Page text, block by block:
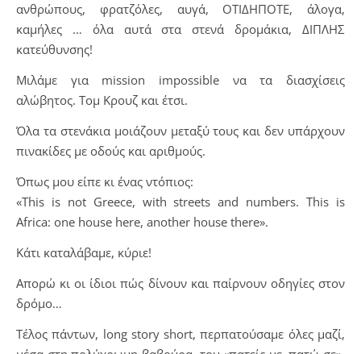
ανθρώπους, φρατζόλες, αυγά, ΟΤΙΔΗΠΟΤΕ, άλογα,
καμήλες … όλα αυτά στα στενά δρομάκια, ΔΙΠΛΗΣ
κατεύθυνσης!
Μιλάμε για mission impossible να τα διασχίσεις
αλώβητος. Τομ Κρουζ και έτσι.
​Όλα τα στενάκια μοιάζουν μεταξύ τους και δεν υπάρχουν
πινακίδες με οδούς και αριθμούς.
Όπως μου είπε κι ένας ντόπιος:
​«This is not Greece, with streets and numbers. This is
Africa: one house here, another house there».
Κάτι καταλάβαμε, κύριε!
​Απορώ κι οι ίδιοι πώς δίνουν και παίρνουν οδηγίες στον
δρόμο…
​Τέλος πάντων, long story short, περπατούσαμε όλες μαζί,